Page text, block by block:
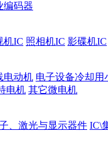
编码器
机IC 照相机IC 影碟机IC
电动机 电子设备冷却用
电机 其它微电机
、激光与显示器件 IC\